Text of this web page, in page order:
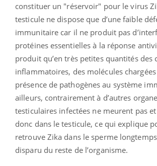
constituer un "réservoir" pour le virus
testicule ne dispose que d’une faible
immunitaire car il ne produit pas
protéines essentielles à la réponse
produit qu’en très petites quantités des
inflammatoires, des molécules
présence de pathogènes au système
ailleurs, contrairement à d’autres
testiculaires infectées ne meurent pas
donc dans le testicule, ce qui explique
retrouve Zika dans le sperme
disparu du reste de l’organisme.